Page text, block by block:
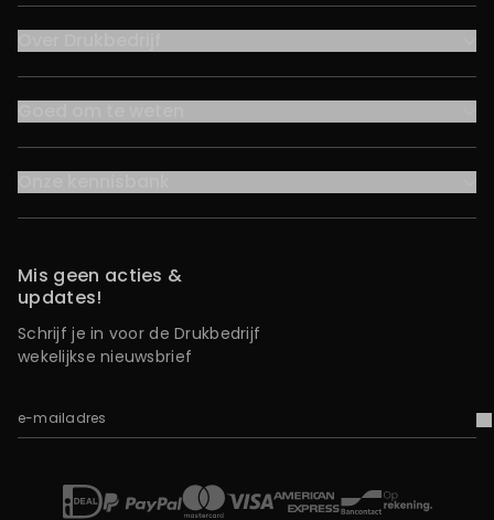
Mis geen acties &
updates!
Schrijf je in voor de Drukbedrijf
wekelijkse nieuwsbrief
e-mailadres
iDEALPaypal Mastercard
Visa American Express
BancontactOp rekening